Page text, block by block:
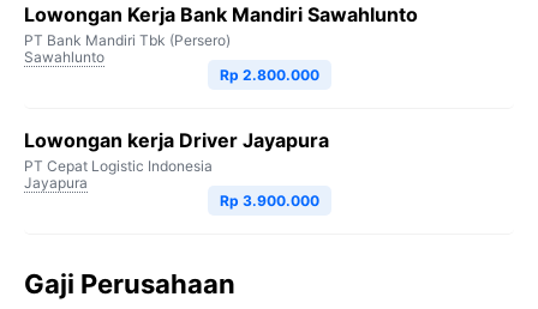
Lowongan Kerja Bank Mandiri Sawahlunto
PT Bank Mandiri Tbk (Persero)
Sawahlunto
Rp 2.800.000
Lowongan kerja Driver Jayapura
PT Cepat Logistic Indonesia
Jayapura
Rp 3.900.000
Gaji Perusahaan